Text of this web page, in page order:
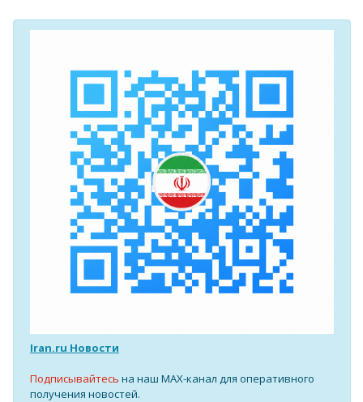
Iran.ru Новости
Подписывайтесь на наш MAX-канал для оперативного
получения новостей.